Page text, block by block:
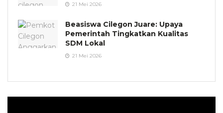
21 Mei 2026
Beasiswa Cilegon Juare: Upaya
Pemerintah Tingkatkan Kualitas
SDM Lokal
21 Mei 2026